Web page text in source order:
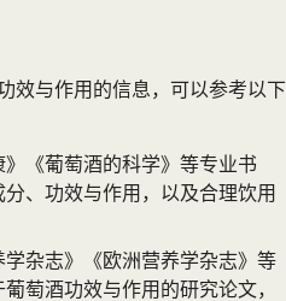
效与作用的信息，可以参考以下
》《葡萄酒的科学》等专业书
、功效与作用，以及合理饮用
学杂志》《欧洲营养学杂志》等
萄酒功效与作用的研究论文，